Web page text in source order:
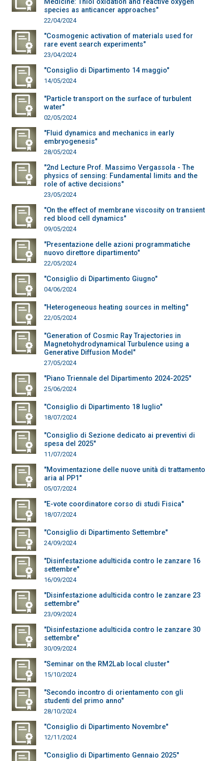
species as anticancer approaches"
22/04/2024
"Cosmogenic activation of materials used for
rare event search experiments"
23/04/2024
"Consiglio di Dipartimento 14 maggio"
14/05/2024
"Particle transport on the surface of turbulent
water"
02/05/2024
"Fluid dynamics and mechanics in early
embryogenesis"
28/05/2024
"2nd Lecture Prof. Massimo Vergassola - The
physics of sensing: Fundamental limits and the
role of active decisions"
23/05/2024
"On the effect of membrane viscosity on transient
red blood cell dynamics"
09/05/2024
"Presentazione delle azioni programmatiche
nuovo direttore dipartimento"
22/05/2024
"Consiglio di Dipartimento Giugno"
04/06/2024
"Heterogeneous heating sources in melting"
22/05/2024
"Generation of Cosmic Ray Trajectories in
Magnetohydrodynamical Turbulence using a
Generative Diffusion Model"
27/05/2024
"Piano Triennale del Dipartimento 2024-2025"
25/06/2024
"Consiglio di Dipartimento 18 luglio"
18/07/2024
"Consiglio di Sezione dedicato ai preventivi di
spesa del 2025"
11/07/2024
"Movimentazione delle nuove unità di trattamento
aria al PP1"
05/07/2024
"E-vote coordinatore corso di studi Fisica"
18/07/2024
"Consiglio di Dipartimento Settembre"
24/09/2024
"Disinfestazione adulticida contro le zanzare 16
settembre"
16/09/2024
"Disinfestazione adulticida contro le zanzare 23
settembre"
23/09/2024
"Disinfestazione adulticida contro le zanzare 30
settembre"
30/09/2024
"Seminar on the RM2Lab local cluster"
15/10/2024
"Secondo incontro di orientamento con gli
studenti del primo anno"
28/10/2024
"Consiglio di Dipartimento Novembre"
12/11/2024
"Consiglio di Dipartimento Gennaio 2025"